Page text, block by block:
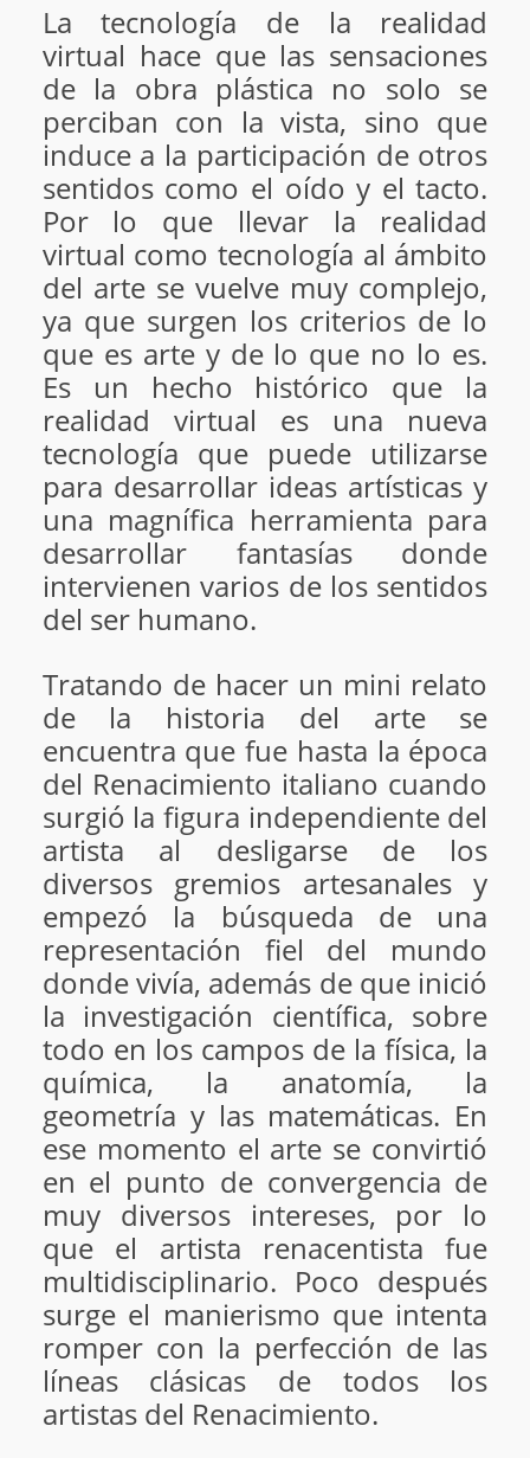
La tecnología de la realidad
virtual hace que las sensaciones
de la obra plástica no solo se
perciban con la vista, sino que
induce a la participación de otros
sentidos como el oído y el tacto.
Por lo que llevar la realidad
virtual como tecnología al ámbito
del arte se vuelve muy complejo,
ya que surgen los criterios de lo
que es arte y de lo que no lo es.
Es un hecho histórico que la
realidad virtual es una nueva
tecnología que puede utilizarse
para desarrollar ideas artísticas y
una magnífica herramienta para
desarrollar fantasías donde
intervienen varios de los sentidos
del ser humano.
Tratando de hacer un mini relato
de la historia del arte se
encuentra que fue hasta la época
del Renacimiento italiano cuando
surgió la figura independiente del
artista al desligarse de los
diversos gremios artesanales y
empezó la búsqueda de una
representación fiel del mundo
donde vivía, además de que inició
la investigación científica, sobre
todo en los campos de la física, la
química, la anatomía, la
geometría y las matemáticas. En
ese momento el arte se convirtió
en el punto de convergencia de
muy diversos intereses, por lo
que el artista renacentista fue
multidisciplinario. Poco después
surge el manierismo que intenta
romper con la perfección de las
líneas clásicas de todos los
artistas del Renacimiento.